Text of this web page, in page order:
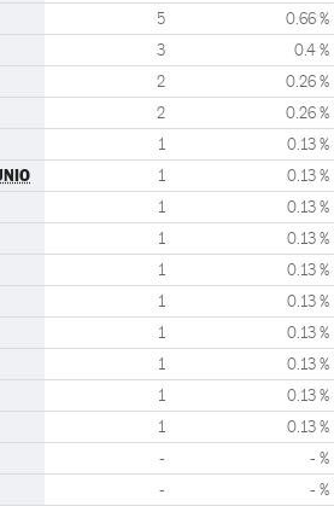
5 0.66 %
3 0.4 %
2 0.26 %
2 0.26 %
1 0.13 %
1 0.13 %
1 0.13 %
1 0.13 %
1 0.13 %
1 0.13 %
1 0.13 %
1 0.13 %
1 0.13 %
1 0.13 %
- - %
- - %